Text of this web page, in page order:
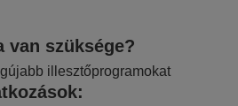
van szüksége?
illesztőprogramokat